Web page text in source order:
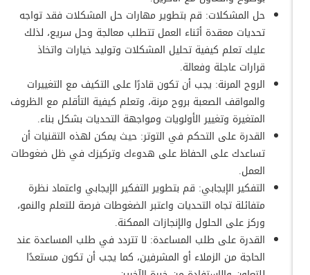
حل المشكلات: قم بتطوير مهارات حل المشكلات فقد تواجه
تحديات معقدة أثناء العمل تتطلب معالجة وحل سريع، لذلك
عليك تعلم كيفية تحليل المشكلات وتوليد خيارات واتخاذ
قرارات عاجلة وفعالة.
الروح المرنة: يجب أن تكون قادرًا على التكيف مع التغييرات
والمواقف الصعبة بروح مرنة، وتعلم كيفية التأقلم مع الظروف
المتغيرة وتغيير الأولويات ومواجهة التحديات بشكل بناء.
القدرة على التحكم في التوتر: حيث يمكن لهذه التقنيات أن
تساعدك على الحفاظ على هدوءك وتركيزك في ظل ضغوطات
العمل.
التفكير الإيجابي: قم بتطوير التفكير الإيجابي واعتماد نظرة
متفائلة تجاه التحديات واعتبر الضغوطات فرصة للتعلم والنمو،
وركز على الحلول والإنجازات الممكنة.
القدرة على طلب المساعدة: لا تتردد في طلب المساعدة عند
الحاجة من الزملاء أو المشرفين، كما يجب أن تكون مستعدًا